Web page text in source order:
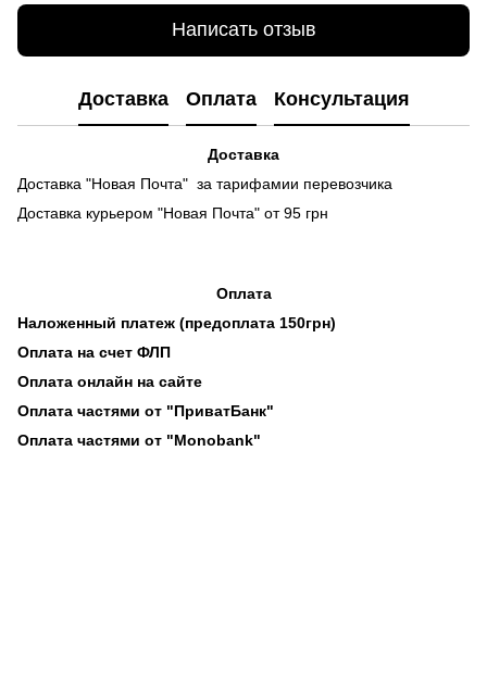
Написать отзыв
Доставка Оплата Консультация
Доставка
Доставка "Новая Почта" за тарифамии перевозчика
Доставка курьером "Новая Почта" от 95 грн
Оплата
Наложенный платеж (предоплата 150грн)
Оплата на счет ФЛП
Оплата онлайн на сайте
Оплата частями от "ПриватБанк"
Оплата частями от "Monobank"